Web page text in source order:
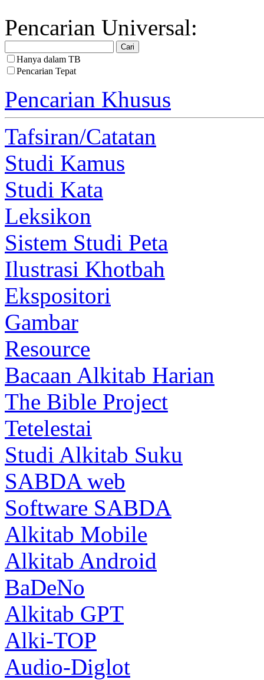
Pencarian Universal:
Hanya dalam TB
Pencarian Tepat
Pencarian Khusus
Tafsiran/Catatan
Studi Kamus
Studi Kata
Leksikon
Sistem Studi Peta
Ilustrasi Khotbah
Ekspositori
Gambar
Resource
Bacaan Alkitab Harian
The Bible Project
Tetelestai
Studi Alkitab Suku
SABDA web
Software SABDA
Alkitab Mobile
Alkitab Android
BaDeNo
Alkitab GPT
Alki-TOP
Audio-Diglot